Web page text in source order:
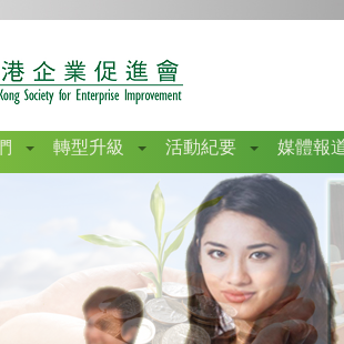
轉型升級 活動紀要 媒體報